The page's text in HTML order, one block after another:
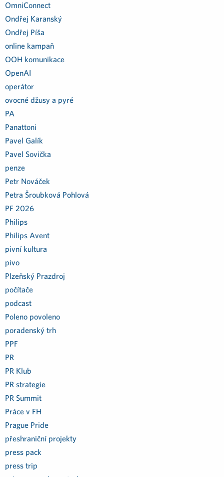
OmniConnect
Ondřej Karanský
Ondřej Píša
online kampaň
OOH komunikace
OpenAI
operátor
ovocné džusy a pyré
PA
Panattoni
Pavel Galík
Pavel Sovička
penze
Petr Nováček
Petra Šroubková Pohlová
PF 2026
Philips
Philips Avent
pivní kultura
pivo
Plzeňský Prazdroj
počítače
podcast
Poleno povoleno
poradenský trh
PPF
PR
PR Klub
PR strategie
PR Summit
Práce v FH
Prague Pride
přeshraniční projekty
press pack
press trip